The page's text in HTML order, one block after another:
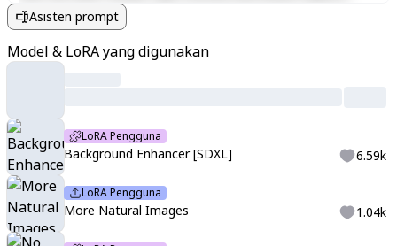
laboris nisi ut aliquip ex ea commodo consequat. Duis aute irure
dolor in reprehenderit in voluptate velit esse cillum dolore eu
fugiat nulla pariatur. Excepteur sint occaecat cupidatat non
proident, sunt in culpa qui officia deserunt mollit anim id est
Asisten prompt
Model & LoRA yang digunakan
LoRA Pengguna
Background Enhancer [SDXL] 6.59k
LoRA Pengguna
More Natural Images 1.04k